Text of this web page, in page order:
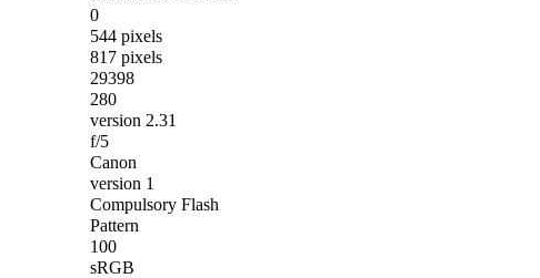
0
544 pixels
817 pixels
29398
280
version 2.31
f/5
Canon
version 1
Compulsory Flash
Pattern
100
sRGB